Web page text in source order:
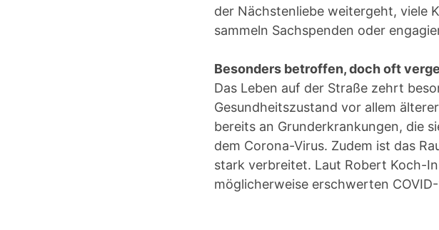
der Nächstenliebe weitergeht, viele
sammeln Sachspenden oder
Besonders betroffen, doch oft
Das Leben auf der Straße zehrt
Gesundheitszustand vor allem
bereits an Grunderkrankungen, die
dem Corona-Virus. Zudem ist das
stark verbreitet. Laut Robert Koch-
möglicherweise erschwerten